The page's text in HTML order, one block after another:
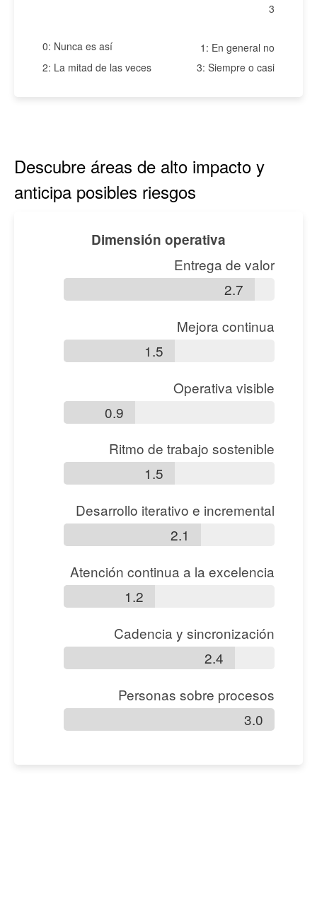
3
0: Nunca es así
1: En general no
2: La mitad de las veces
3: Siempre o casi
Descubre áreas de alto impacto y
anticipa posibles riesgos
Dimensión operativa
Entrega de valor
2.7
Mejora continua
1.5
Operativa visible
0.9
Ritmo de trabajo sostenible
1.5
Desarrollo iterativo e incremental
2.1
Atención continua a la excelencia
1.2
Cadencia y sincronización
2.4
Personas sobre procesos
3.0